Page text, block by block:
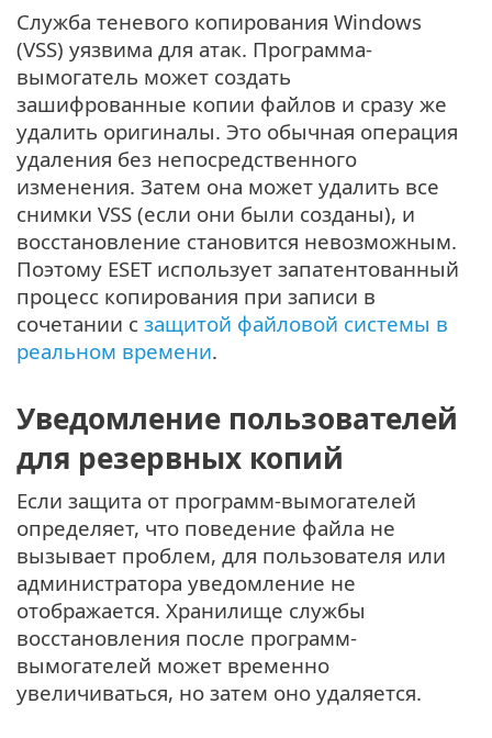
Служба теневого копирования Windows
(VSS) уязвима для атак. Программа-
вымогатель может создать
зашифрованные копии файлов и сразу же
удалить оригиналы. Это обычная операция
удаления без непосредственного
изменения. Затем она может удалить все
снимки VSS (если они были созданы), и
восстановление становится невозможным.
Поэтому ESET использует запатентованный
процесс копирования при записи в
сочетании с защитой файловой системы в
реальном времени.
Уведомление пользователей
для резервных копий
Если защита от программ-вымогателей
определяет, что поведение файла не
вызывает проблем, для пользователя или
администратора уведомление не
отображается. Хранилище службы
восстановления после программ-
вымогателей может временно
увеличиваться, но затем оно удаляется.